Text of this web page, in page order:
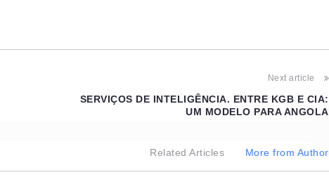
Next article
SERVIÇOS DE INTELIGÊNCIA. ENTRE KGB E CIA:
UM MODELO PARA ANGOLA
Related Articles More from Author